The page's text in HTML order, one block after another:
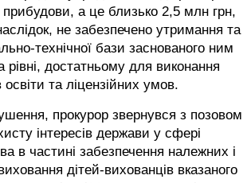
а це близько 2,5 млн грн,
не забезпечено утримання та
технічної бази заснованого ним
рівні, достатньому для виконання
освіти та ліцензійних умов.
прокурор звернувся з позовом
інтересів держави у сфері
в частині забезпечення належних і
дітей-вихованців вказаного